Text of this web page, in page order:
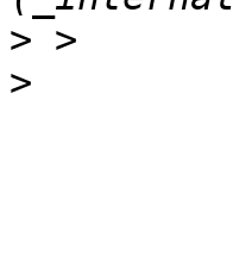
>
>